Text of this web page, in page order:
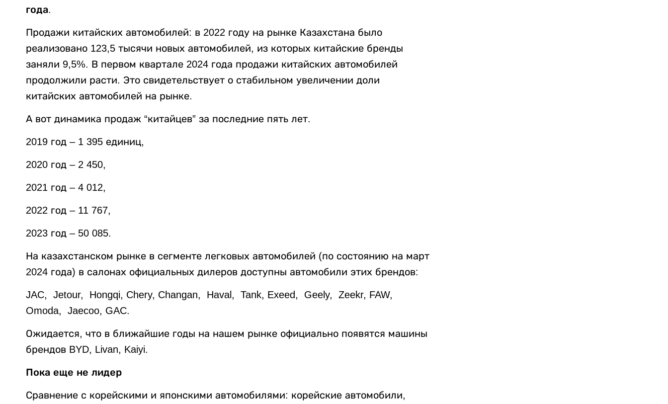
года.
Продажи китайских автомобилей: в 2022 году на рынке Казахстана было
реализовано 123,5 тысячи новых автомобилей, из которых китайские бренды
заняли 9,5%. В первом квартале 2024 года продажи китайских автомобилей
продолжили расти. Это свидетельствует о стабильном увеличении доли
китайских автомобилей на рынке.
А вот динамика продаж “китайцев” за последние пять лет.
2019 год – 1 395 единиц,
2020 год – 2 450,
2021 год – 4 012,
2022 год – 11 767,
2023 год – 50 085.
На казахстанском рынке в сегменте легковых автомобилей (по состоянию на март
2024 года) в салонах официальных дилеров доступны автомобили этих брендов:
JAC, Jetour, Hongqi, Chery, Changan, Haval, Tank, Exeed, Geely, Zeekr, FAW,
Omoda, Jaecoo, GAC.
Ожидается, что в ближайшие годы на нашем рынке официально появятся машины
брендов BYD, Livan, Kaiyi.
Пока еще не лидер
Сравнение с корейскими и японскими автомобилями: корейские автомобили,